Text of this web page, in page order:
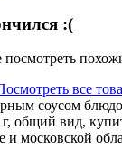
:(
все